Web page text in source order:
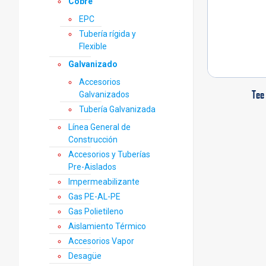
EPC
Tubería rígida y
Flexible
Galvanizado
Accesorios
Galvanizados
Tubería Galvanizada
Línea General de
Construcción
Accesorios y Tuberías
Pre-Aislados
Impermeabilizante
Gas PE-AL-PE
Gas Polietileno
Aislamiento Térmico
Accesorios Vapor
Desagüe